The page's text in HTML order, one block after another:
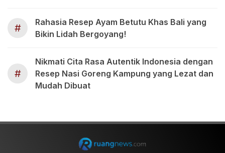
#
Rahasia Resep Ayam Betutu Khas Bali yang
Bikin Lidah Bergoyang!
#
Nikmati Cita Rasa Autentik Indonesia dengan
Resep Nasi Goreng Kampung yang Lezat dan
Mudah Dibuat